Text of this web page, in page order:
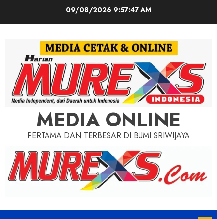
09/08/2026 9:57:49 AM
MEDIA ONLINE
PERTAMA DAN TERBESAR DI BUMI SRIWIJAYA